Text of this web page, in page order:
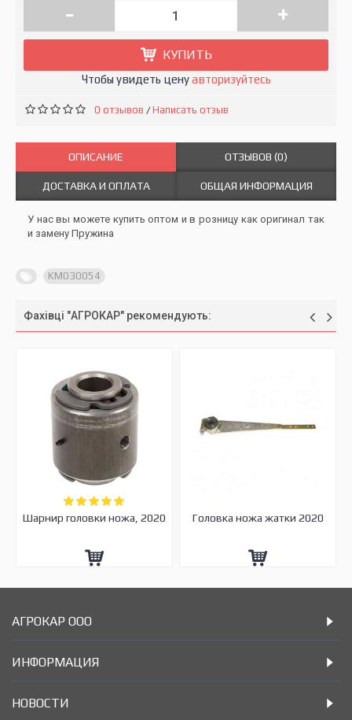
- +
КУПИТЬ
Чтобы увидеть ценуавторизуйтесь
0 отзывов /Написать отзыв
ОПИСАНИЕ ОТЗЫВОВ (0)
ДОСТАВКА И ОПЛАТА ОБЩАЯ ИНФОРМАЦИЯ
У нас вы можете купить оптом и в розницу как оригинал так
и замену Пружина
KM030054
Фахівці "АГРОКАР" рекомендують:
Шарнир головки ножа, 2020 Головка ножа жатки 2020
АГРОКАР ООО
ИНФОРМАЦИЯ
НОВОСТИ